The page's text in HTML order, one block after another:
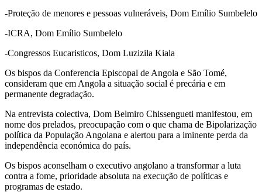
-Proteção de menores e pessoas vulneráveis, Dom Emílio Sumbelelo
-ICRA, Dom Emílio Sumbelelo
-Congressos Eucaristicos, Dom Luzizila Kiala
Os bispos da Conferencia Episcopal de Angola e São Tomé,
consideram que em Angola a situação social é precária e em
permanente degradação.
Na entrevista colectiva, Dom Belmiro Chissengueti manifestou, em
nome dos prelados, preocupação com o que chama de Bipolarização
política da População Angolana e alertou para a iminente perda da
independência económica do país.
Os bispos aconselham o executivo angolano a transformar a luta
contra a fome, prioridade absoluta na execução de políticas e
programas de estado.